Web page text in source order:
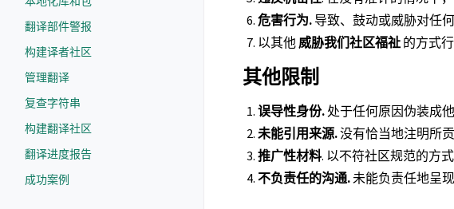
翻译部件警报
构建译者社区
管理翻译
复查字符串
构建翻译社区
翻译进度报告
成功案例
危害行为.导致、鼓动或威胁对任
以其他威胁我们社区福祉的方式行
其他限制
误导性身份.处于任何原因伪装成
未能引用来源.没有恰当地注明所
推广性材料. 以不符社区规范的方
不负责任的沟通.未能负责任地呈